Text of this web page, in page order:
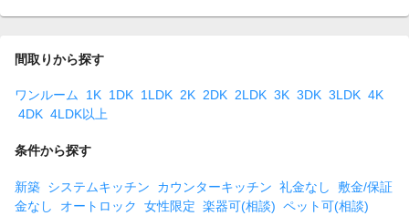
間取りから探す
ワンルーム 1K 1DK 1LDK 2K 2DK 2LDK 3K 3DK 3LDK 4K
4DK 4LDK以上
条件から探す
新築 システムキッチン カウンターキッチン 礼金なし
敷金/保証
金なし
オートロック 女性限定 楽器可(相談) ペット可(相談)